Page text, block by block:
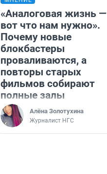
«Аналоговая жизнь —
вот что нам нужно».
Почему новые
блокбастеры
проваливаются, а
повторы старых
фильмов собирают
полные залы
Алёна Золотухина
Журналист НГС